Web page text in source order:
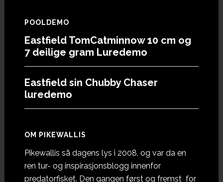
POOLDEMO
Eastfield TomCatminnow 10 cm og
7 deilige gram Luredemo
Eastfield sin Chubby Chaser
luredemo
OM PIKEWALLIS
Pikewallis så dagens lys i 2008, og var da en
ren tur- og inspirasjonsblogg innenfor
predatorfisket. Den gangen først og fremst for